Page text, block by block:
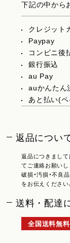
下記の中から
クレジット
Paypay
コンビニ後
銀行振込
au Pay
auかんたん
あと払い(ペ
返品につい
返品につきまし
てご連絡お願いし
破損・汚損・不良
をお伝えください
送料・配達
全国送料無料